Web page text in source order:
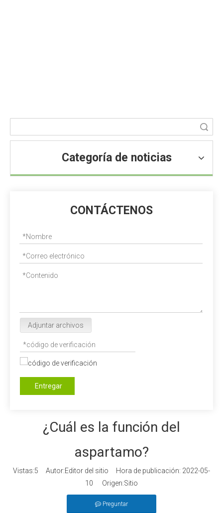
Categoría de noticias
CONTÁCTENOS
Adjuntar archivos
Entregar
¿Cuál es la función del
aspartamo?
Vistas:5 Autor:Editor del sitio Hora de publicación: 2022-05-
10 Origen:Sitio
Preguntar